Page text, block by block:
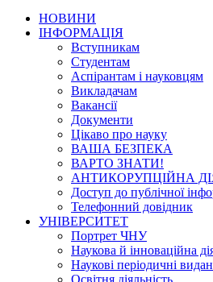
НОВИНИ
ІНФОРМАЦІЯ
Вступникам
Студентам
Аспірантам і науковцям
Викладачам
Вакансії
Документи
Цікаво про науку
ВАША БЕЗПЕКА
ВАРТО ЗНАТИ!
АНТИКОРУПЦІЙНА
Доступ до публічної
Телефонний довідник
УНІВЕРСИТЕТ
Портрет ЧНУ
Наукова й інноваційна
Наукові періодичні
Освітня діяльність